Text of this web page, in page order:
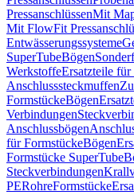
PressanschlüssenMit
Mit FlowFit
Entwässerungssysteme
SuperTubeBögen
WerkstoffeErsatzteile
Anschlusssteckmuffen
FormstückeBögen
Verbindungen
Anschlussbögen
für FormstückeBögen
Formstücke SuperTube
Steckverbindungen
PERohreFormstücke